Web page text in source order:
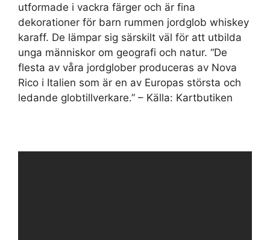
utformade i vackra färger och är fina
dekorationer för barn rummen jordglob whiskey
karaff. De lämpar sig särskilt väl för att utbilda
unga människor om geografi och natur. “De
flesta av våra jordglober produceras av Nova
Rico i Italien som är en av Europas största och
ledande globtillverkare.” – Källa: Kartbutiken